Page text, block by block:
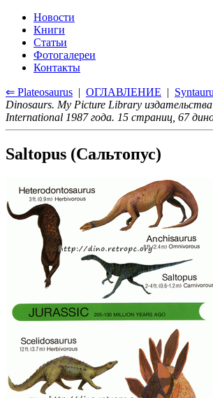
Новости
Книги
Статьи
Фотогалереи
Контакты
⇐ Plateosaurus | ОГЛАВЛЕНИЕ |
Dinosaurs. My Picture Library
International 1987 года. 15 страниц, 67
Saltopus (Сальтопус)